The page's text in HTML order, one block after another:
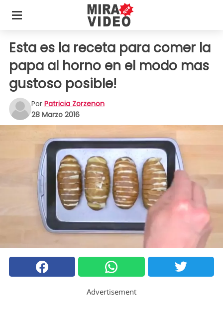
Esta es la receta para comer la
papa al horno en el modo mas
gustoso posible!
Por Patricia Zorzenon
28 Marzo 2016
Advertisement